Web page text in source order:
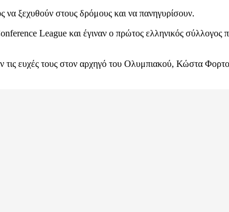
να ξεχυθούν στους δρόμους και να πανηγυρίσουν.
League και έγιναν ο πρώτος ελληνικός σύλλογος
τις ευχές τους στον αρχηγό του Ολυμπιακού, Κώστα